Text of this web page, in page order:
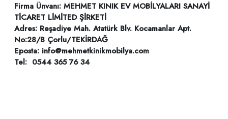
Firma Ünvanı: MEHMET KINIK EV MOBİLYALARI SANAYİ
TİCARET LİMİTED ŞİRKETİ
Adres: Reşadiye Mah. Atatürk Blv. Kocamanlar Apt.
No:28/B Çorlu/TEKİRDAĞ
Eposta: info@mehmetkinikmobilya.com
Tel: 0544 365 76 34